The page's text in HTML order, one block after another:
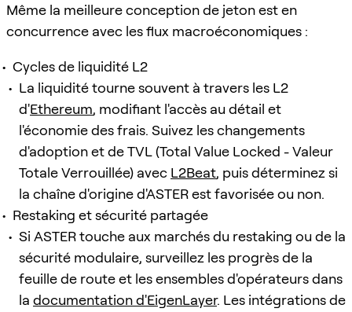
Même la meilleure conception de jeton est en
concurrence avec les flux macroéconomiques :
Cycles de liquidité L2
La liquidité tourne souvent à travers les L2
d'Ethereum, modifiant l'accès au détail et
l'économie des frais. Suivez les changements
d'adoption et de TVL (Total Value Locked - Valeur
Totale Verrouillée) avec L2Beat, puis déterminez si
la chaîne d'origine d'ASTER est favorisée ou non.
Restaking et sécurité partagée
Si ASTER touche aux marchés du restaking ou de la
sécurité modulaire, surveillez les progrès de la
feuille de route et les ensembles d'opérateurs dans
la documentation d'EigenLayer. Les intégrations de